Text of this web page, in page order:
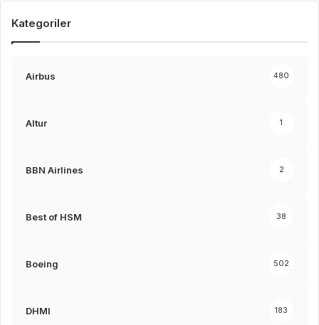
Kategoriler
Airbus 480
Altur 1
BBN Airlines 2
Best of HSM 38
Boeing 502
DHMI 183